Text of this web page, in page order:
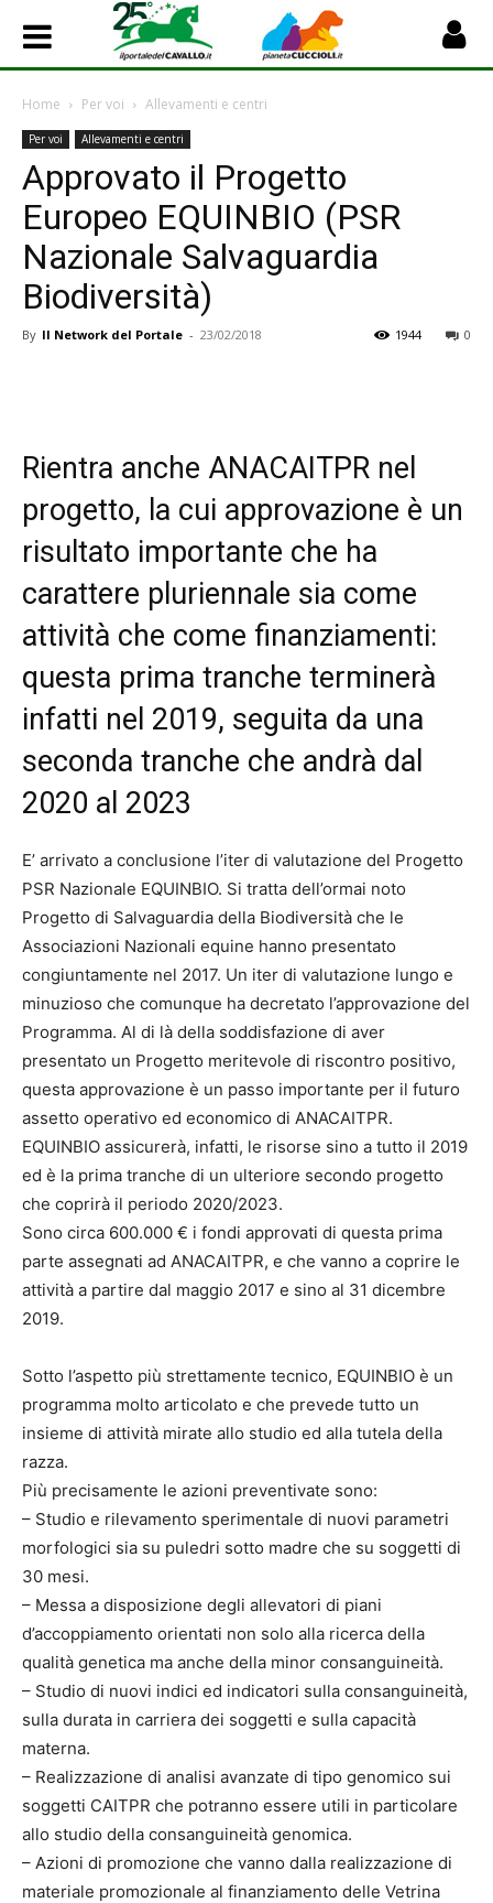
Home Per voi Allevamenti e centri
Per voi Allevamenti e centri
Approvato il Progetto
Europeo EQUINBIO (PSR
Nazionale Salvaguardia
Biodiversità)
By Il Network del Portale - 23/02/2018 0
1944
Rientra anche ANACAITPR nel
progetto, la cui approvazione è un
risultato importante che ha
carattere pluriennale sia come
attività che come finanziamenti:
questa prima tranche terminerà
infatti nel 2019, seguita da una
seconda tranche che andrà dal
2020 al 2023
E’ arrivato a conclusione l’iter di valutazione del Progetto
PSR Nazionale EQUINBIO. Si tratta dell’ormai noto
Progetto di Salvaguardia della Biodiversità che le
Associazioni Nazionali equine hanno presentato
congiuntamente nel 2017. Un iter di valutazione lungo e
minuzioso che comunque ha decretato l’approvazione del
Programma. Al di là della soddisfazione di aver
presentato un Progetto meritevole di riscontro positivo,
questa approvazione è un passo importante per il futuro
assetto operativo ed economico di ANACAITPR.
EQUINBIO assicurerà, infatti, le risorse sino a tutto il 2019
ed è la prima tranche di un ulteriore secondo progetto
che coprirà il periodo 2020/2023.
Sono circa 600.000 € i fondi approvati di questa prima
parte assegnati ad ANACAITPR, e che vanno a coprire le
attività a partire dal maggio 2017 e sino al 31 dicembre
2019.
Sotto l’aspetto più strettamente tecnico, EQUINBIO è un
programma molto articolato e che prevede tutto un
insieme di attività mirate allo studio ed alla tutela della
razza.
Più precisamente le azioni preventivate sono:
– Studio e rilevamento sperimentale di nuovi parametri
morfologici sia su puledri sotto madre che su soggetti di
30 mesi.
– Messa a disposizione degli allevatori di piani
d’accoppiamento orientati non solo alla ricerca della
qualità genetica ma anche della minor consanguineità.
– Studio di nuovi indici ed indicatori sulla consanguineità,
sulla durata in carriera dei soggetti e sulla capacità
materna.
– Realizzazione di analisi avanzate di tipo genomico sui
soggetti CAITPR che potranno essere utili in particolare
allo studio della consanguineità genomica.
– Azioni di promozione che vanno dalla realizzazione di
materiale promozionale al finanziamento delle Vetrina